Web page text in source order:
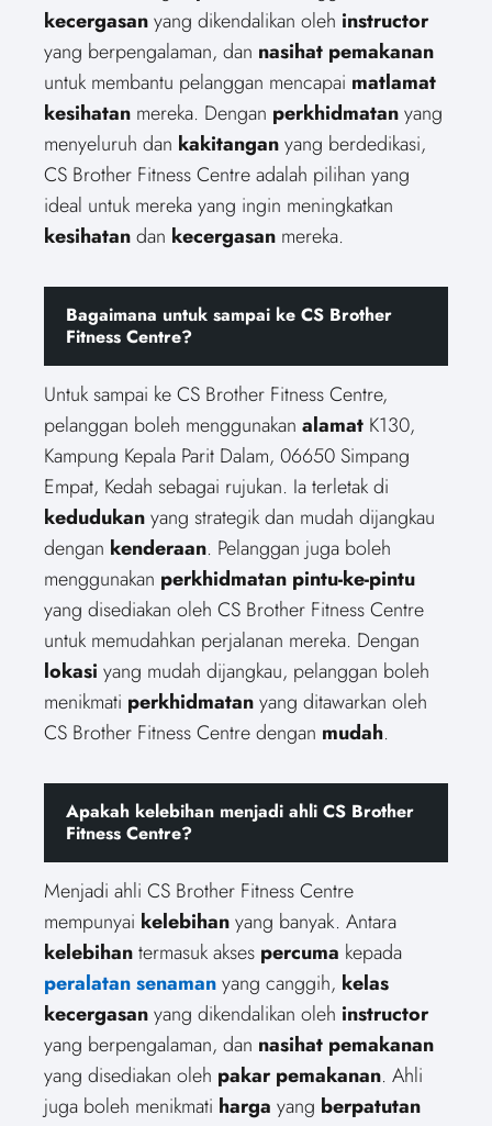
kecergasanyang dikendalikan oleh instructor
yang berpengalaman, dan nasihat pemakanan
untuk membantu pelanggan mencapai matlamat
kesihatan mereka. Dengan perkhidmatanyang
menyeluruh dan kakitanganyang berdedikasi,
CS Brother Fitness Centre adalah pilihan yang
ideal untuk mereka yang ingin meningkatkan
kesihatandan kecergasan mereka.
Bagaimana untuk sampai ke CS Brother
Fitness Centre?
Untuk sampai ke CS Brother Fitness Centre,
pelanggan boleh menggunakan alamat K130,
Kampung Kepala Parit Dalam, 06650 Simpang
Empat, Kedah sebagai rujukan. Ia terletak di
kedudukanyang strategik dan mudah dijangkau
dengan kenderaan. Pelanggan juga boleh
menggunakan perkhidmatan pintu-ke-pintu
yang disediakan oleh CS Brother Fitness Centre
untuk memudahkan perjalanan mereka. Dengan
lokasi yang mudah dijangkau, pelanggan boleh
menikmati perkhidmatanyang ditawarkan oleh
CS Brother Fitness Centre dengan mudah.
Apakah kelebihan menjadi ahli CS Brother
Fitness Centre?
Menjadi ahli CS Brother Fitness Centre
mempunyai kelebihanyang banyak. Antara
kelebihantermasuk akses percuma kepada
peralatan senamanyang canggih, kelas
kecergasanyang dikendalikan oleh instructor
yang berpengalaman, dan nasihat pemakanan
yang disediakan oleh pakar pemakanan. Ahli
juga boleh menikmati harga yang berpatutan